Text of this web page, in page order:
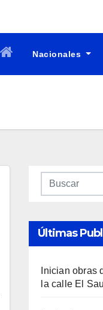
Nacionales
Últimas
Inician obras
la calle El